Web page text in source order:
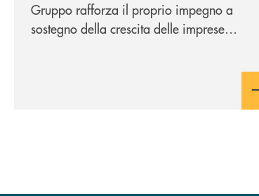
Gruppo rafforza il proprio impegno a
sostegno della crescita delle imprese